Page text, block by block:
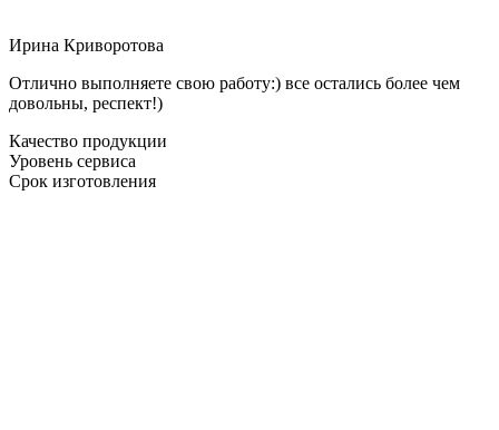
Ирина Криворотова
Отлично выполняете свою работу:) все остались более чем
довольны, респект!)
Качество продукции
Уровень сервиса
Срок изготовления